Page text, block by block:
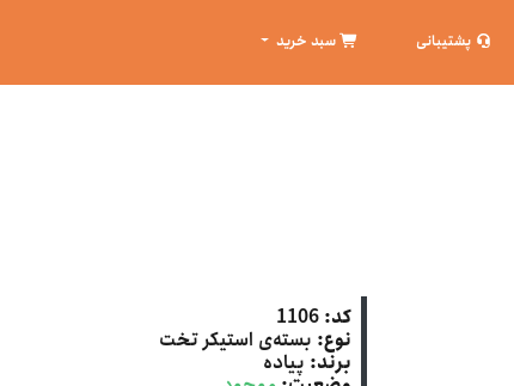
پشتیبانی سبد خرید
کد: 1106
نوع: بسته‌ی استیکر تخت
برند: پیاده